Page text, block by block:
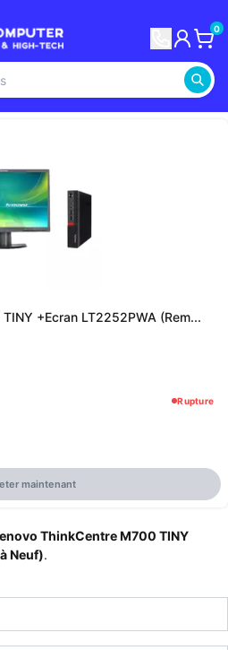
0
Lenovo ThinkCentre M700 TINY +Ecran LT2252PWA (Rem...
Rupture
maintenant
ThinkCentre M700 TINY
Neuf).